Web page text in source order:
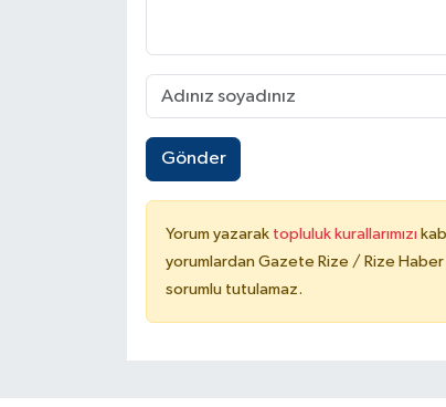
Gönder
Yorum yazarak topluluk kurallarımızı
yorumlardan Gazete Rize / Rize
sorumlu tutulamaz.